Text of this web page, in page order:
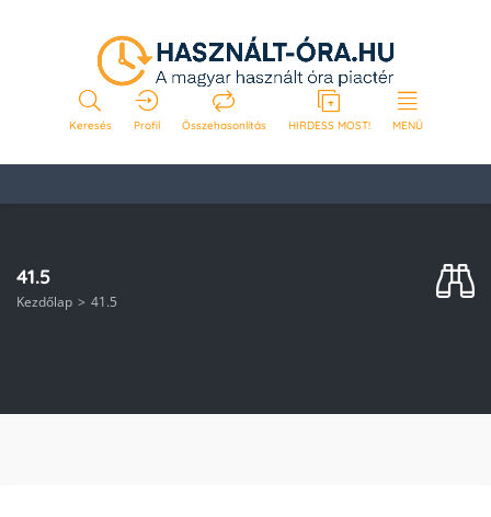
Keresés Profil Összehasonlítás HIRDESS MOST! MENÜ
41.5
Kezdőlap 41.5